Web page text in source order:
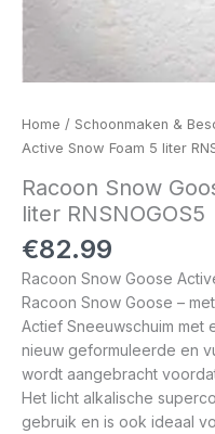
Home / Schoonmaken &
Active Snow Foam 5 liter
Racoon Snow
liter RNSNOGOS5
€82.99
Racoon Snow Goose
Racoon Snow Goose –
Actief Sneeuwschuim met
nieuw geformuleerde en
wordt aangebracht
Het licht alkalische
gebruik en is ook ideaal